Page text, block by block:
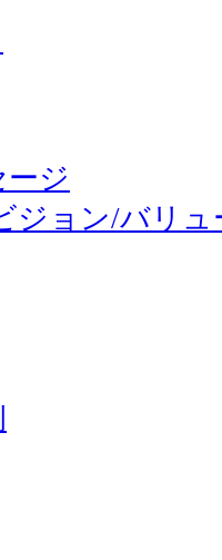
ージ
ジョン/バリュ